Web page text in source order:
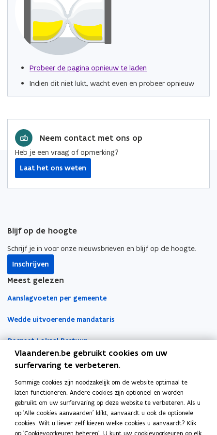
Probeer de pagina opnieuw te laden
Indien dit niet lukt, wacht even en probeer opnieuw
Neem contact met ons op
Heb je een vraag of opmerking?
Laat het ons weten
Blijf op de hoogte
Schrijf je in voor onze nieuwsbrieven en blijf op de hoogte.
Inschrijven
Meest gelezen
Aanslagvoeten per gemeente
Wedde uitvoerende mandataris
Decreet Lokaal Bestuur
Boekhoudfiches
Werk voor je lokaal bestuur
Loket Lokale Besturen
Digitale transformatie
Vlaanderen.be gebruikt cookies om uw
surfervaring te verbeteren.
Sommige cookies zijn noodzakelijk om de website optimaal te
laten functioneren. Andere cookies zijn optioneel en worden
gebruikt om uw surfervaring op deze website te verbeteren. Als u
op 'Alle cookies aanvaarden' klikt, aanvaardt u ook de optionele
cookies. Wilt u liever zelf kiezen welke cookies u aanvaardt? Klik
op 'Cookievoorkeuren beheren'. U kunt uw cookievoorkeuren op elk